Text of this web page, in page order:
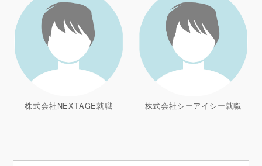
株式会社NEXTAGE就職 株式会社シーアイシー就職